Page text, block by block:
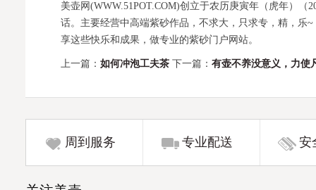
美壶网(WWW.51POT.COM)创立于农历庚寅年（虎年）
话。主要经营中高端紫砂作品，不求大，只求专，精，乐
享这些快乐和成果，做专业的紫砂门户网站。
上一篇： 如何冲泡工夫茶 下一篇： 有壶不养没意义，力使
周到服务 专业配送 安